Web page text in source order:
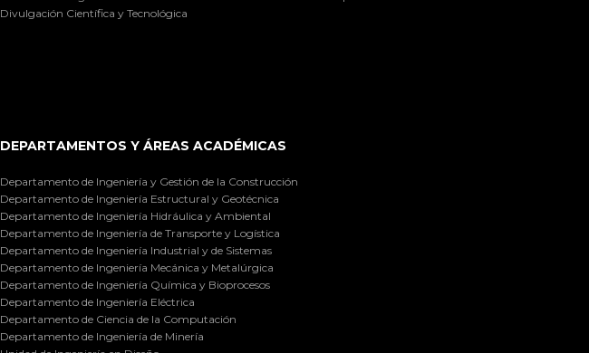
Divulgación Científica y Tecnológica
DEPARTAMENTOS Y ÁREAS ACADÉMICAS
Departamento de Ingeniería y Gestión de la Construcción
Departamento de Ingeniería Estructural y Geotécnica
Departamento de Ingeniería Hidráulica y Ambiental
Departamento de Ingeniería de Transporte y Logística
Departamento de Ingeniería Industrial y de Sistemas
Departamento de Ingeniería Mecánica y Metalúrgica
Departamento de Ingeniería Química y Bioprocesos
Departamento de Ingeniería Eléctrica
Departamento de Ciencia de la Computación
Departamento de Ingeniería de Minería